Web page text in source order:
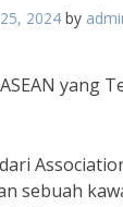
2024 by
yang
sebuah